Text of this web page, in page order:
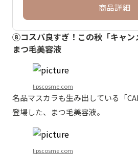
商品詳細
⑧コスパ良すぎ！この秋「キャン
まつ毛美容液
lipscosme.com
名品マスカラも生み出している「
登場した、まつ毛美容液。
lipscosme.com